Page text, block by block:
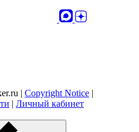
| Copyright Notice |
| Личный кабинет